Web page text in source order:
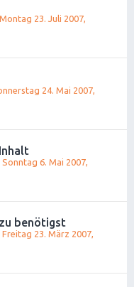
Montag 23. Juli 2007,
24. Mai 2007,
Sonntag 6. Mai 2007,
benötigst
Freitag 23. März 2007,